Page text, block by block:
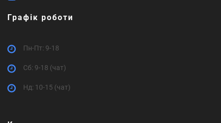
Графік роботи
Пн-Пт: 9-18
Cб: 9-18 (чат)
Нд: 10-15 (чат)